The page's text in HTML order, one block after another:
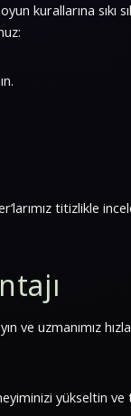
kurallarına
titizlikle
ve uzmanımız hızla
yükseltin ve